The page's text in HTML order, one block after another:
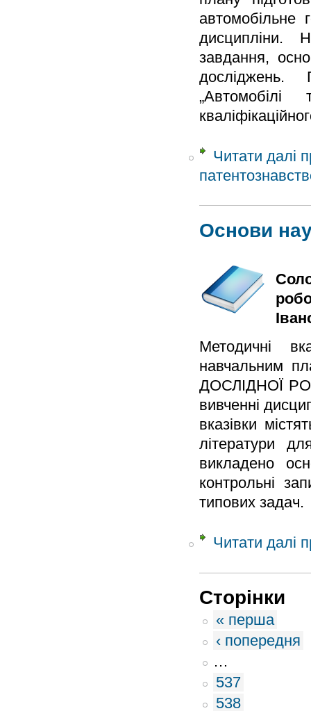
автомобільне
дисципліни.
завдання,
досліджень.
„Автомобілі
Читати далі
Основи
Методичні
навчальним
ДОСЛІДНОЇ
вивченні
вказівки
літератури
викладено
контрольні
типових задач.
Читати далі
Сторінки
« перша
‹ попередня
…
537
538